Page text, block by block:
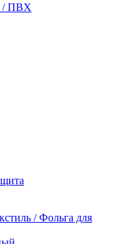
/ ПВХ
/ Фольга для